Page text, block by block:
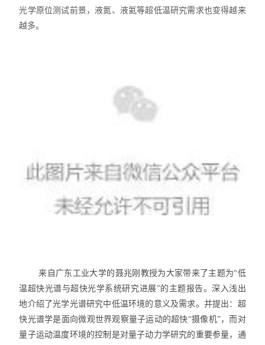
光学原位测试前景，液氮、液氦等超低温研究需求也变得越来
越多。
来自广东工业大学的聂兆刚教授为大家带来了主题为“低
温超快光谱与超快光学系统研究进展”的主题报告。深入浅出
地介绍了光学光谱研究中低温环境的意义及需求。 并提出： 超
快光谱学是面向微观世界观察量子运动的超快“摄像机”，而对
量子运动温度环境的控制是对量子动力学研究的重要参量，通